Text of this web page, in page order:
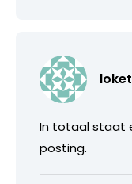
loket
In totaal staat
posting.